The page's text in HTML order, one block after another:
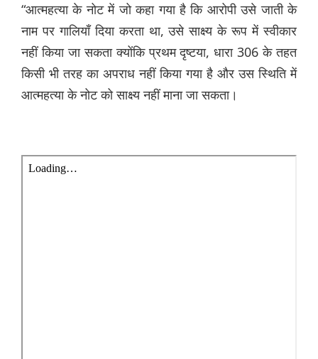
“आत्महत्या के नोट में जो कहा गया है कि आरोपी उसे जाती के
नाम पर गालियाँ दिया करता था, उसे साक्ष्य के रूप में स्वीकार
नहीं किया जा सकता क्योंकि प्रथम दृष्टया, धारा 306 के तहत
किसी भी तरह का अपराध नहीं किया गया है और उस स्थिति में
आत्महत्या के नोट को साक्ष्य नहीं माना जा सकता।